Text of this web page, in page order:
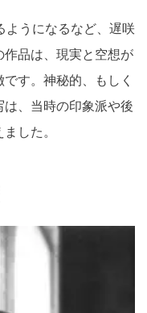
ようになるなど、遅咲
品は、現実と空想が
す。神秘的、もしく
、当時の印象派や後
した。